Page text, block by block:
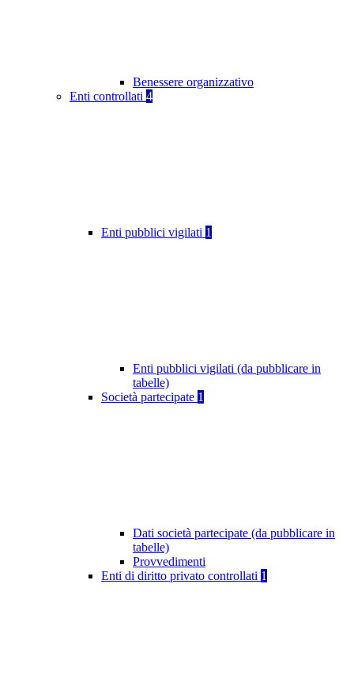
Benessere organizzativo
Enti controllati 4
Enti pubblici vigilati 1
Enti pubblici vigilati (da pubblicare in
tabelle)
Società partecipate 1
Dati società partecipate (da pubblicare in
tabelle)
Provvedimenti
Enti di diritto privato controllati 1